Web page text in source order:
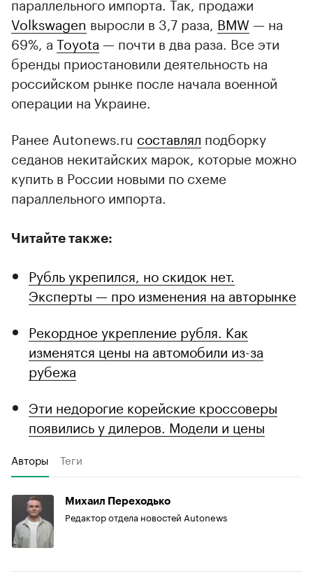
Volkswagen выросли в 3,7 раза, BMW — на
69%, а Toyota — почти в два раза. Все эти
бренды приостановили деятельность на
российском рынке после начала военной
операции на Украине.
Ранее Autonews.ru составлял подборку
седанов некитайских марок, которые можно
купить в России новыми по схеме
параллельного импорта.
Читайте также:
Рубль укрепился, но скидок нет.
Эксперты — про изменения на авторынке
Рекордное укрепление рубля. Как
изменятся цены на автомобили из-за
рубежа
Эти недорогие корейские кроссоверы
появились у дилеров. Модели и цены
Авторы Теги
Михаил Переходько
Редактор отдела новостей Autonews